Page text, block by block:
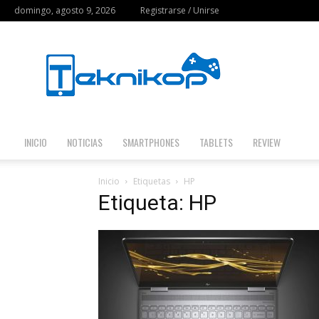
domingo, agosto 9, 2026 Registrarse / Unirse
INICIO NOTICIAS SMARTPHONES TABLETS REVIEW
Inicio Etiquetas HP
Etiqueta: HP